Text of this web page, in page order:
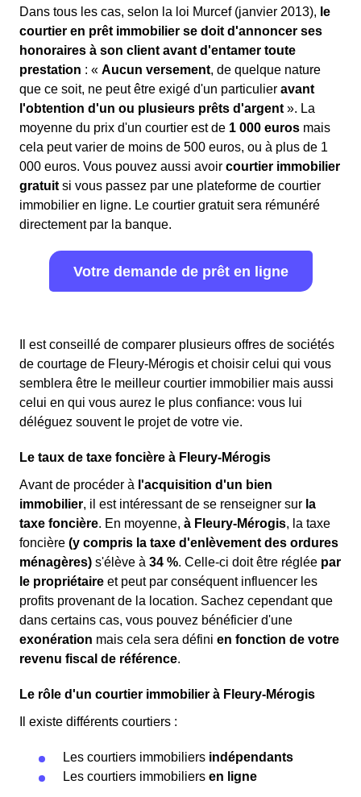
Dans tous les cas, selon la loi Murcef (janvier 2013), le
courtier en prêt immobilier se doit d'annoncer ses
honoraires à son client avant d'entamer toute
prestation : « Aucun versement, de quelque nature
que ce soit, ne peut être exigé d'un particulier avant
l'obtention d'un ou plusieurs prêts d'argent ». La
moyenne du prix d'un courtier est de 1 000 euros mais
cela peut varier de moins de 500 euros, ou à plus de 1
000 euros. Vous pouvez aussi avoir courtier immobilier
gratuit si vous passez par une plateforme de courtier
immobilier en ligne. Le courtier gratuit sera rémunéré
directement par la banque.
Votre demande de prêt en ligne
Il est conseillé de comparer plusieurs offres de sociétés
de courtage de Fleury-Mérogis et choisir celui qui vous
semblera être le meilleur courtier immobilier mais aussi
celui en qui vous aurez le plus confiance: vous lui
déléguez souvent le projet de votre vie.
Le taux de taxe foncière à Fleury-Mérogis
Avant de procéder à l'acquisition d'un bien
immobilier, il est intéressant de se renseigner sur la
taxe foncière. En moyenne, à Fleury-Mérogis, la taxe
foncière (y compris la taxe d'enlèvement des ordures
ménagères) s'élève à 34 %. Celle-ci doit être réglée par
le propriétaire et peut par conséquent influencer les
profits provenant de la location. Sachez cependant que
dans certains cas, vous pouvez bénéficier d'une
exonération mais cela sera défini en fonction de votre
revenu fiscal de référence.
Le rôle d'un courtier immobilier à Fleury-Mérogis
Il existe différents courtiers :
Les courtiers immobiliers indépendants
Les courtiers immobiliers en ligne